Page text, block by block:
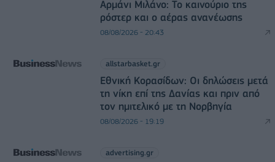
Αρμάνι Μιλάνο: Το καινούριο της
ρόστερ και ο αέρας ανανέωσης
08/08/2026 - 20:43
allstarbasket.gr
Εθνική Κορασίδων: Οι δηλώσεις μετά
τη νίκη επί της Δανίας και πριν από
τον ημιτελικό με τη Νορβηγία
08/08/2026 - 19:19
advertising.gr